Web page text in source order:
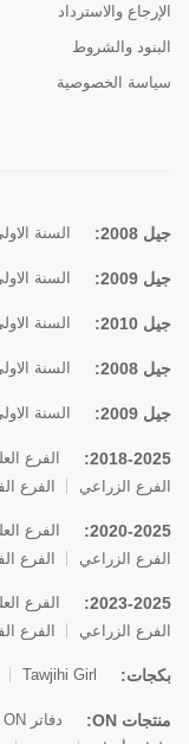
الإرجاع والاسترداد
البنود والشروط
سياسة الخصوصية
جيل 2008: السنة
جيل 2009: السنة
جيل 2010: السنة
جيل 2008: السنة
جيل 2009: السنة
2018-2025: الفرع
الفرع الزراعي
الفرع
2020-2025: الفرع
الفرع الزراعي
الفرع
2023-2025: الفرع
الفرع الزراعي
الفرع
بكجات: Tawjihi Girl
منتجات ON: دفاتر ON